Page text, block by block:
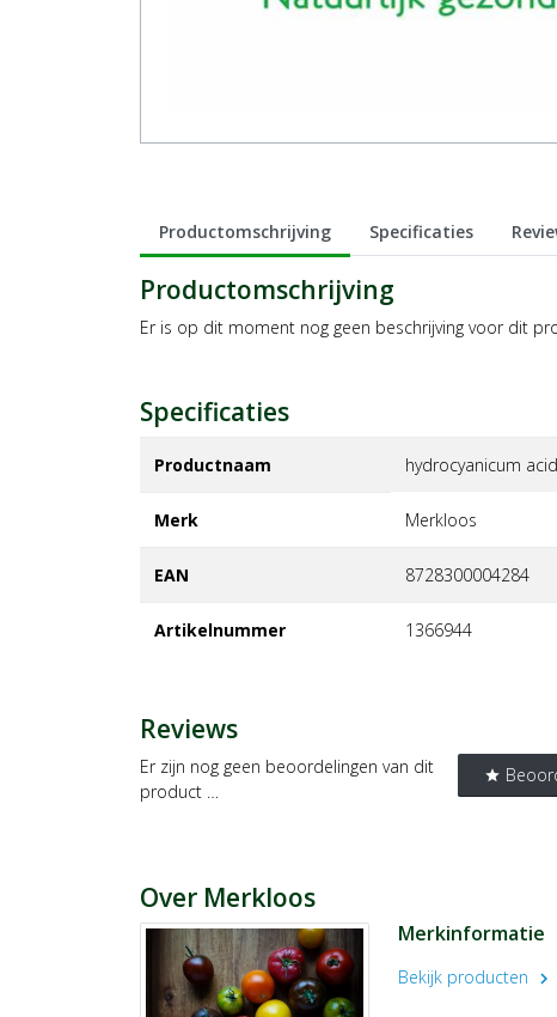
Productomschrijving Specificaties
Productomschrijving
Er is op dit moment nog geen beschrijving voor dit
Specificaties
Productnaam hydrocyanicum
Merk merkloos
EAN 8728300004284
Artikelnummer 1366944
Reviews
star
Er zijn nog geen beoordelingen van dit
product …
Over Merkloos
Merkinformatie
Bekijk producten chevron_right